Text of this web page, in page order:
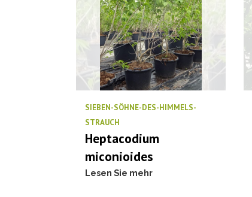
SIEBEN-SÖHNE-DES-HIMMELS-
STRAUCH
Heptacodium
miconioides
Lesen Sie mehr